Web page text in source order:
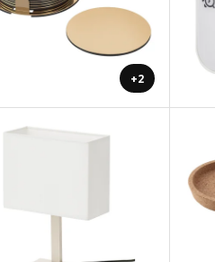
+2